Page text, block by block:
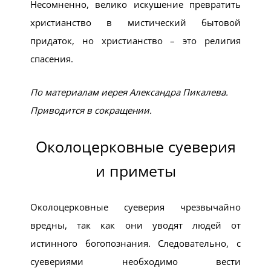
Несомненно, велико искушение превратить
христианство в мистический бытовой
придаток, но христианство – это религия
спасения.
По материалам иерея Александра Пикалева.
Приводится в сокращении.
Околоцерковные суеверия
и приметы
Околоцерковные суеверия чрезвычайно
вредны, так как они уводят людей от
истинного богопознания. Следовательно, с
суевериями необходимо вести